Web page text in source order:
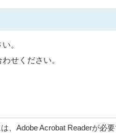
。
せください。
、Adobe Acrobat Readerが必